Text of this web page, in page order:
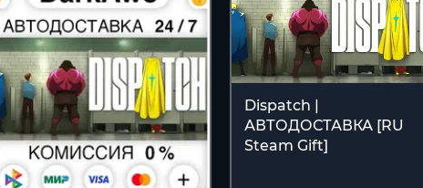
Dispatch |
АВТОДОСТАВКА [RU
Steam Gift]